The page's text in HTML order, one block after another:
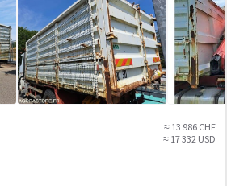
≈ 13 986 CHF
≈ 17 332 USD